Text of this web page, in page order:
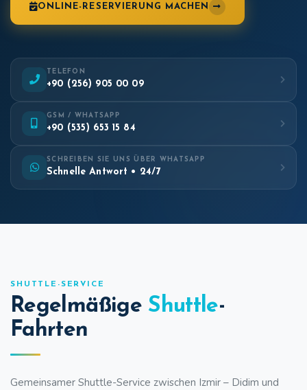
ONLINE-RESERVIERUNG MACHEN
TELEFON
+90 (256) 905 00 09
GSM / WHATSAPP
+90 (535) 653 15 84
SCHREIBEN SIE UNS ÜBER WHATSAPP
Schnelle Antwort • 24/7
SHUTTLE-SERVICE
Regelmäßige Shuttle-
Fahrten
Gemeinsamer Shuttle-Service zwischen Izmir – Didim und